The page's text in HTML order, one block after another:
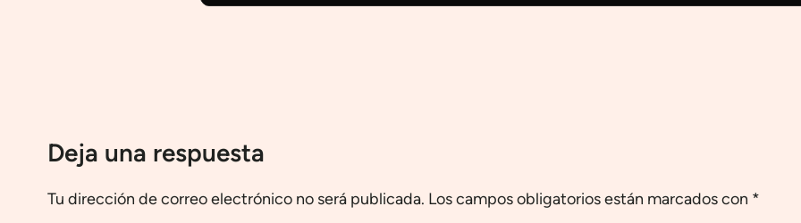
Deja una respuesta
Tu dirección de correo electrónico no será publicada. Los campos obligatorios están marcados con *